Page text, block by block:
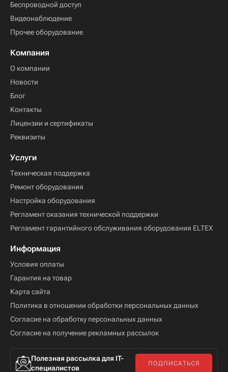
Беспроводной доступ
Видеонаблюдение
Прочее оборудование
Компания
О компании
Новости
Блог
Контакты
Лицензии и сертификаты
Реквизиты
Услуги
Техническая поддержка
Ремонт оборудования
Настройка оборудования
Регламент оказания технической поддержки
Регламент гарантийного обслуживания оборудования ELTEX
Информация
Условия оплаты
Гарантия на товар
Карта сайта
Политика в отношении обработки персональных данных
Согласие на обработку персональных данных
Согласие на получение рекламных рассылок
Полезная рассылка для IT-
специалистов
ПОДПИСАТЬСЯ